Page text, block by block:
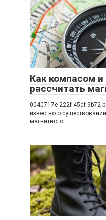
Как компасом
рассчитать
0040717e 222f 45df 9b72
известно о
магнитного